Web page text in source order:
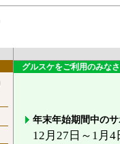
グルスケをご利用のみな
年末年始期間中の
12月27日～1月